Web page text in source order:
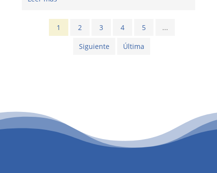
1 2 3 4 5 ...
Siguiente Última
PATROCINIO CULTURAL